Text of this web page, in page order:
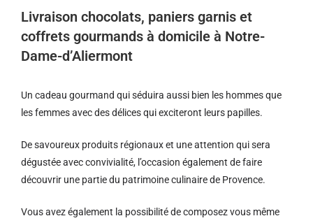
Livraison chocolats, paniers garnis et
coffrets gourmands à domicile à Notre-
Dame-d’Aliermont
Un cadeau gourmand qui séduira aussi bien les hommes que
les femmes avec des délices qui exciteront leurs papilles.
De savoureux produits régionaux et une attention qui sera
dégustée avec convivialité, l’occasion également de faire
découvrir une partie du patrimoine culinaire de Provence.
Vous avez également la possibilité de composez vous même